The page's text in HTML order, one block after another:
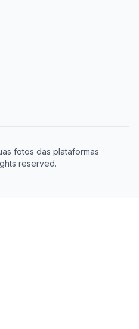
fotos das plataformas
reserved.